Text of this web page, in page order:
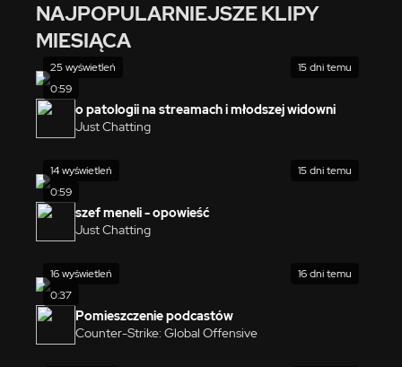
NAJPOPULARNIEJSZE KLIPY
MIESIĄCA
0:59
25 wyświetleń 15 dni temu
o patologii na streamach i młodszej widowni
Just Chatting
0:59
14 wyświetleń 15 dni temu
szef meneli - opowieść
Just Chatting
0:37
16 wyświetleń 16 dni temu
Pomieszczenie podcastów
Counter-Strike: Global Offensive